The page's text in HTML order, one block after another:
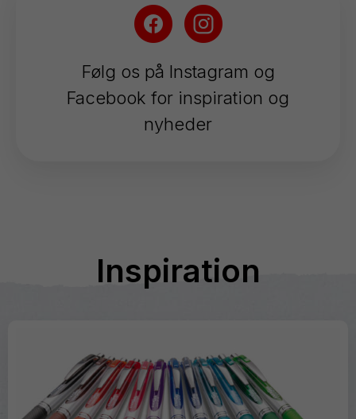
Følg os på Instagram og
Facebook for inspiration og
nyheder
Inspiration